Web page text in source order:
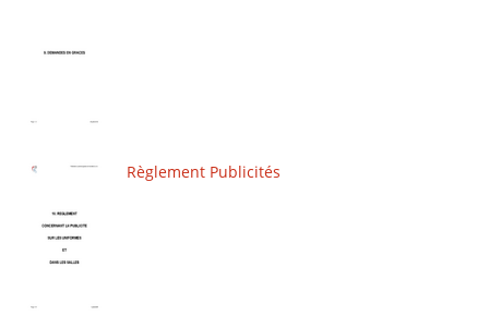
Règlement Publicités